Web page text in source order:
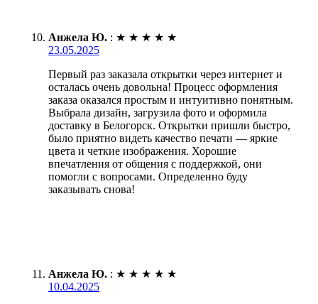
Анжела Ю. : ★ ★ ★ ★ ★
23.05.2025
Первый раз заказала открытки через интернет и
осталась очень довольна! Процесс оформления
заказа оказался простым и интуитивно понятным.
Выбрала дизайн, загрузила фото и оформила
доставку в Белогорск. Открытки пришли быстро,
было приятно видеть качество печати — яркие
цвета и четкие изображения. Хорошие
впечатления от общения с поддержкой, они
помогли с вопросами. Определенно буду
заказывать снова!
Анжела Ю. : ★ ★ ★ ★ ★
10.04.2025